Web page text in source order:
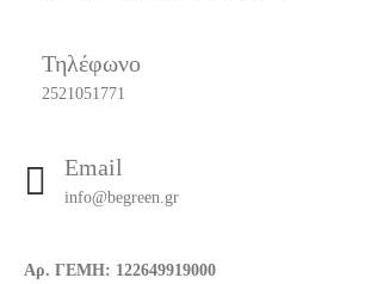
Τηλέφωνο
2521051771
Email
info@begreen.gr
Αρ. ΓΕΜΗ: 122649919000